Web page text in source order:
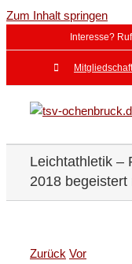
Zum Inhalt springen
Interesse?
Mitgliedschaft
Leichtathletik –
2018
Zurück Vor